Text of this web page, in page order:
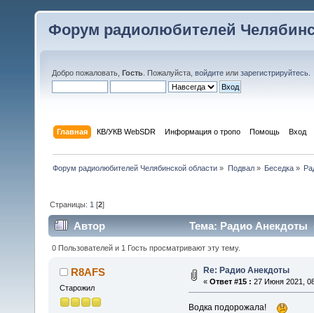
Форум радиолюбителей
Добро пожаловать, Гость . Пожалуйста, войдите или зарегистрируйтесь
Главная КВ/УКВ WebSDR Информация о тропо Помощь Вход
Форум радиолюбителей Челябинской области » Подвал» Беседка»
Страницы: 1 [2]
Автор Тема: Радио Анекдоты
0 Пользователей и 1 Гость просматривают эту тему.
R8AFS
Старожил
Re: Радио Анекдоты
« Ответ #15 : 27 Июня 2021,
Водка подорожала!